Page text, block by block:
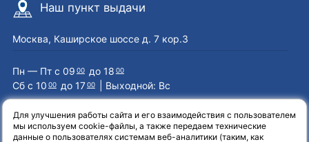
Наш пункт выдачи
Москва, Каширское шоссе д. 7 кор.3
Пн — Пт с 09 00 до 18 00
Сб с 10 00 до 1700 | Выходной: Вс
Наши контакты
Для улучшения работы сайта и его взаимодействия с пользователем
мы используем cookie-файлы, а также передаем технические
данные о пользователях системам веб-аналитики (таким, как